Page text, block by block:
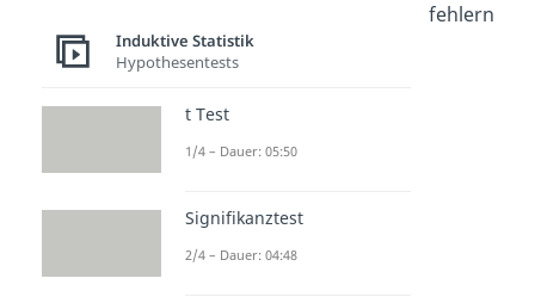
einen geringen Grad an Messfehlern
darstellt.
Induktive Statistik
Hypothesentests
t Test
1/4 – Dauer: 05:50
Signifikanztest
2/4 – Dauer: 04:48